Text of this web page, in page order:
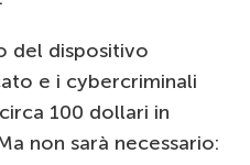
del dispositivo
e i cybercriminali
100 dollari in
non sarà necessario: